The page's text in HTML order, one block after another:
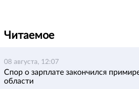
Читаемое
08 августа, 12:07
Спор о зарплате закончился
области